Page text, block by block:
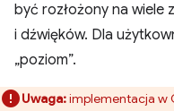
być rozłożony na wiele
i dźwięków. Dla
„poziom”.
Uwaga:implementacja w